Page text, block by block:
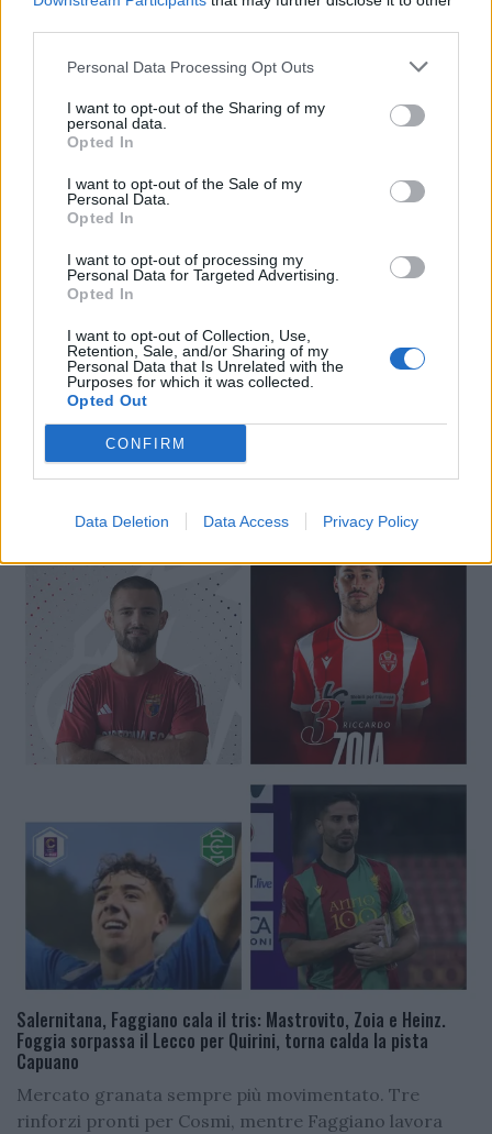
Personal Data Processing Opt Outs
I want to opt-out of the Sharing of my
personal data.
Opted In
I want to opt-out of the Sale of my
Personal Data.
Opted In
I want to opt-out of processing my
Personal Data for Targeted Advertising.
Opted In
I want to opt-out of Collection, Use,
Retention, Sale, and/or Sharing of my
Personal Data that Is Unrelated with the
Purposes for which it was collected.
Opted Out
CONFIRM
Data Deletion Data Access Privacy Policy
Salernitana, Faggiano cala il tris: Mastrovito, Zoia e Heinz.
Foggia sorpassa il Lecco per Quirini, torna calda la pista
Capuano
Mercato granata sempre più movimentato. Tre
rinforzi pronti per Cosmi, mentre Faggiano lavora